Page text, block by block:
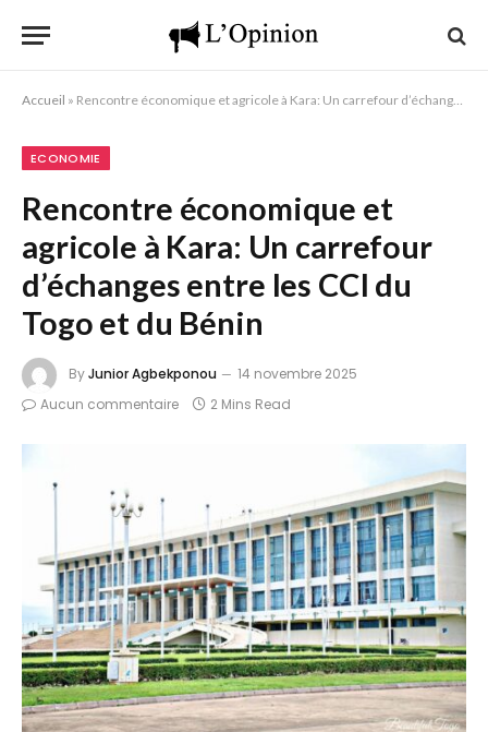
Accueil » Rencontre économique et agricole à Kara: Un carrefour d’échanges entre les CCI du Togo et du Bénin
ECONOMIE
Rencontre économique et
agricole à Kara: Un carrefour
d’échanges entre les CCI du
Togo et du Bénin
ByJunior Agbekponou
14 novembre 2025
Aucun commentaire
2 Mins Read